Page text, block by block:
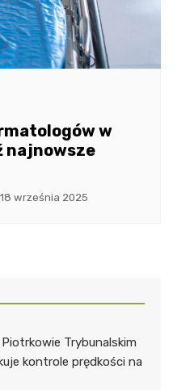
w
najnowsze
18 września 2025
Trybunalskim
kontrole prędkości na